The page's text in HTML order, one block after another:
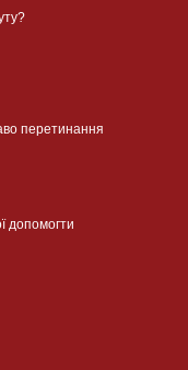
перетинання
допомогти